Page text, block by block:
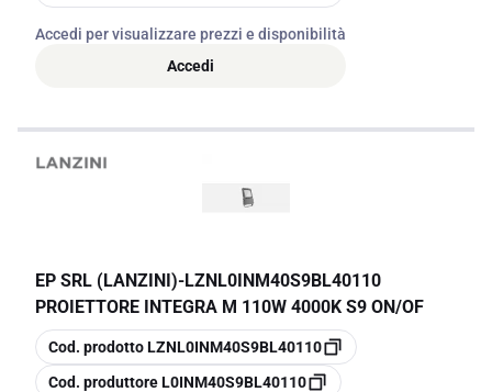
Accedi per visualizzare prezzi e disponibilità
Accedi
EP SRL (LANZINI)-LZNL0INM40S9BL40110
PROIETTORE INTEGRA M 110W 4000K S9 ON/OF
copia
Cod. prodottoLZNL0INM40S9BL40110
copia
Cod. produttoreL0INM40S9BL40110